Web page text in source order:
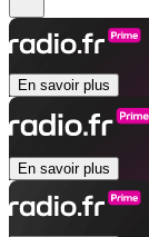
En savoir plus
En savoir plus